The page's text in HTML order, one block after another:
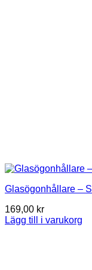
Glasögonhållare –
169,00 kr
Lägg till i varukorg